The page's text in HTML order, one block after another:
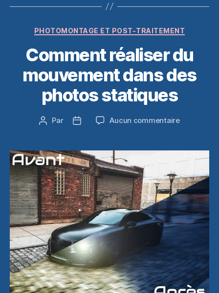
Catégories
PHOTOMONTAGE ET POST-TRAITEMENT
Comment réaliser du
mouvement dans des
photos statiques
Auteur
Par
Date
Aucun commentairesur
du
dans
des
photos
statiques